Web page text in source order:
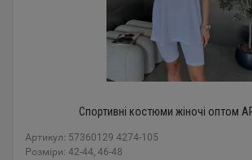
Спортивні костюми жіночі оптом
Артикул: 57360129 4274-105
Розміри: 42-44, 46-48